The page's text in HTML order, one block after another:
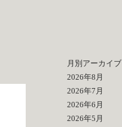
月別アーカイブ
2026年8月
2026年7月
2026年6月
2026年5月